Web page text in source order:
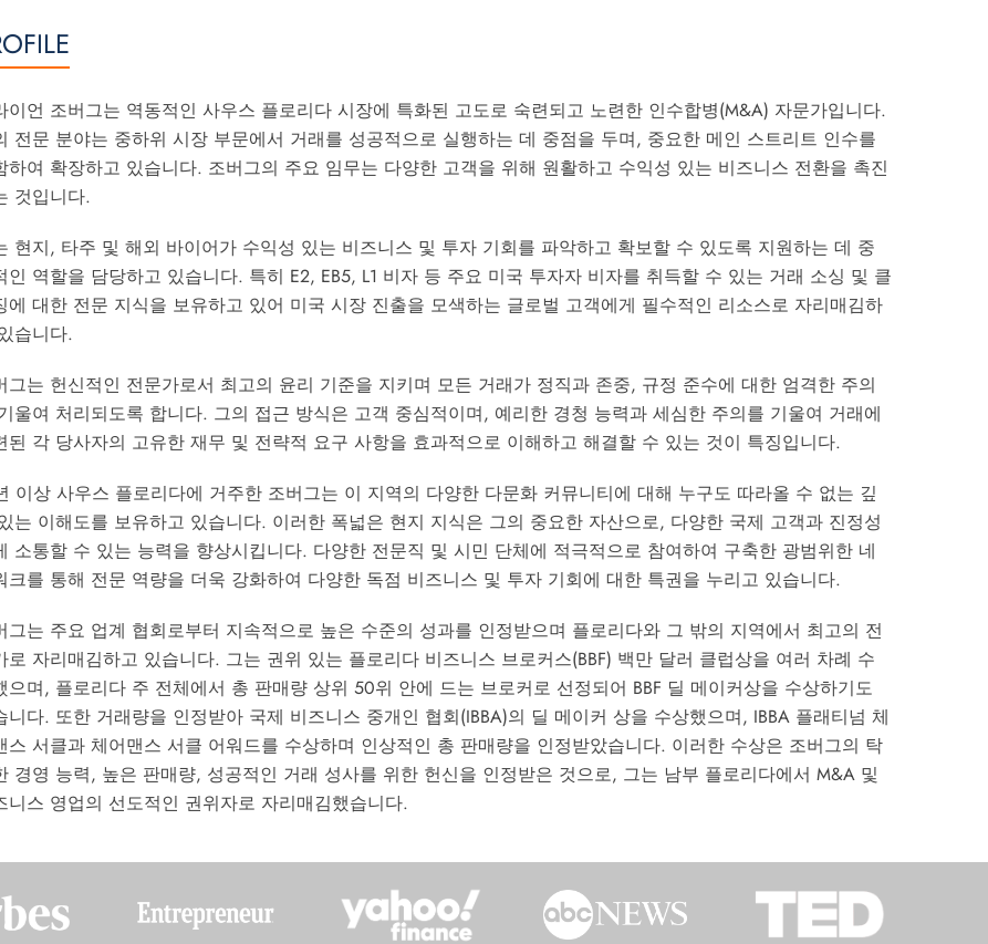
이언 조버그는 역동적인 사우스 플로리다 시장에 특화된 고도로 숙련되고 노련한 인수합병(M&A) 자문가입니다.
전문 분야는 중하위 시장 부문에서 거래를 성공적으로 실행하는 데 중점을 두며, 중요한 메인 스트리트 인수를
하여 확장하고 있습니다. 조버그의 주요 임무는 다양한 고객을 위해 원활하고 수익성 있는 비즈니스 전환을 촉진
것입니다.
현지, 타주 및 해외 바이어가 수익성 있는 비즈니스 및 투자 기회를 파악하고 확보할 수 있도록 지원하는 데 중
인 역할을 담당하고 있습니다. 특히 E2, EB5, L1 비자 등 주요 미국 투자자 비자를 취득할 수 있는 거래 소싱 및 클
에 대한 전문 지식을 보유하고 있어 미국 시장 진출을 모색하는 글로벌 고객에게 필수적인 리소스로 자리매김하
습니다.
그는 헌신적인 전문가로서 최고의 윤리 기준을 지키며 모든 거래가 정직과 존중, 규정 준수에 대한 엄격한 주의
울여 처리되도록 합니다. 그의 접근 방식은 고객 중심적이며, 예리한 경청 능력과 세심한 주의를 기울여 거래에
된 각 당사자의 고유한 재무 및 전략적 요구 사항을 효과적으로 이해하고 해결할 수 있는 것이 특징입니다.
이상 사우스 플로리다에 거주한 조버그는 이 지역의 다양한 다문화 커뮤니티에 대해 누구도 따라올 수 없는 깊
는 이해도를 보유하고 있습니다. 이러한 폭넓은 현지 지식은 그의 중요한 자산으로, 다양한 국제 고객과 진정성
소통할 수 있는 능력을 향상시킵니다. 다양한 전문직 및 시민 단체에 적극적으로 참여하여 구축한 광범위한 네
크를 통해 전문 역량을 더욱 강화하여 다양한 독점 비즈니스 및 투자 기회에 대한 특권을 누리고 있습니다.
그는 주요 업계 협회로부터 지속적으로 높은 수준의 성과를 인정받으며 플로리다와 그 밖의 지역에서 최고의 전
로 자리매김하고 있습니다. 그는 권위 있는 플로리다 비즈니스 브로커스(BBF) 백만 달러 클럽상을 여러 차례 수
으며, 플로리다 주 전체에서 총 판매량 상위 50위 안에 드는 브로커로 선정되어 BBF 딜 메이커상을 수상하기도
니다. 또한 거래량을 인정받아 국제 비즈니스 중개인 협회(IBBA)의 딜 메이커 상을 수상했으며, IBBA 플래티넘 체
스 서클과 체어맨스 서클 어워드를 수상하며 인상적인 총 판매량을 인정받았습니다. 이러한 수상은 조버그의 탁
경영 능력, 높은 판매량, 성공적인 거래 성사를 위한 헌신을 인정받은 것으로, 그는 남부 플로리다에서 M&A 및
니스 영업의 선도적인 권위자로 자리매김했습니다.